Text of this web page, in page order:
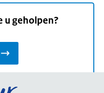
u geholpen?
Ga